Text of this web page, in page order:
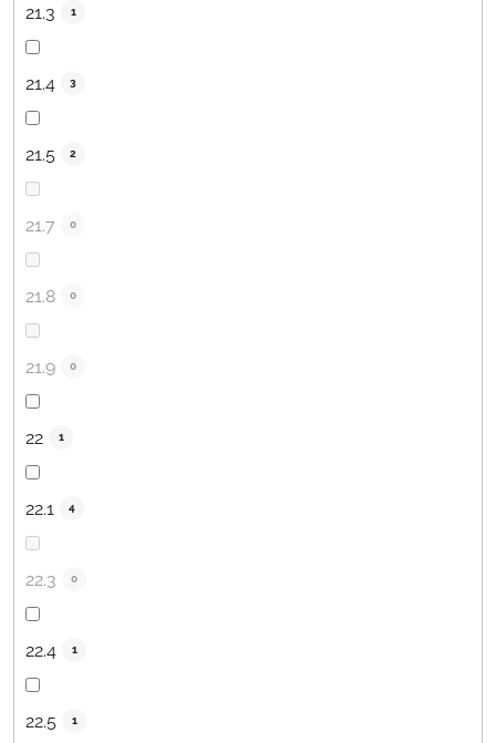
21.3 1
21.4 3
21.5 2
21.7 0
21.8 0
21.9 0
22 1
22.1 4
22.3 0
22.4 1
22.5 1